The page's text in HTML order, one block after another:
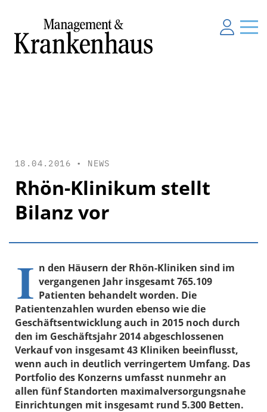
18.04.2016 • NEWS
Rhön-Klinikum stellt
Bilanz vor
I n den Häusern der Rhön-Kliniken sind im
vergangenen Jahr insgesamt 765.109
Patienten behandelt worden. Die
Patientenzahlen wurden ebenso wie die
Geschäftsentwicklung auch in 2015 noch durch
den im Geschäftsjahr 2014 abgeschlossenen
Verkauf von insgesamt 43 Kliniken beeinflusst,
wenn auch in deutlich verringertem Umfang. Das
Portfolio des Konzerns umfasst nunmehr an
allen fünf Standorten maximalversorgungsnahe
Einrichtungen mit insgesamt rund 5.300 Betten.